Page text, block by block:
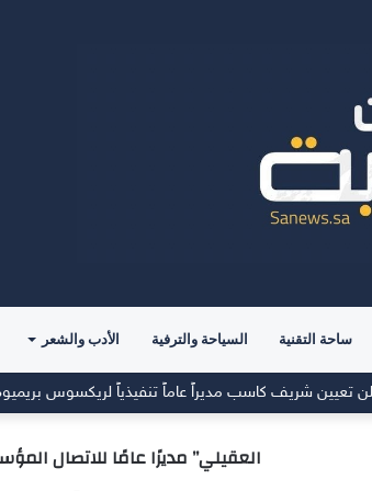
ساحة التقنية السياحة والترفية الأدب والشعر
شريف كاسب مديراً عاماً تنفيذياً لريكسوس
العقيلي” مديرًا عامًا للاتصال